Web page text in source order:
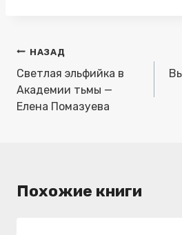
Навигация
по
записям
НАЗАД
Светлая эльфийка в
Академии тьмы —
Елена Помазуева
Похожие книги